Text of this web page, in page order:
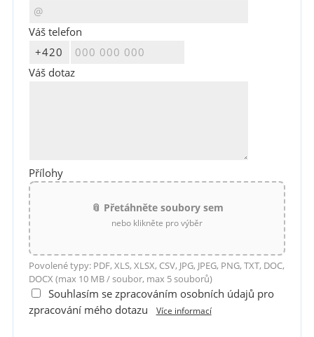
Váš telefon
Váš dotaz
Přílohy
📎 Přetáhněte soubory sem
nebo klikněte pro výběr
Povolené typy: PDF, XLS, XLSX, CSV, JPG, JPEG, PNG, TXT, DOC,
DOCX (max 10 MB / soubor, max 5 souborů)
Souhlasím se zpracováním osobních údajů pro
zpracování mého dotazu
Více informací